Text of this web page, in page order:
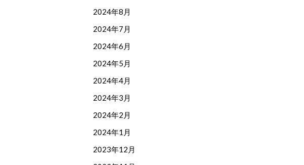
2024年8月
2024年7月
2024年6月
2024年5月
2024年4月
2024年3月
2024年2月
2024年1月
2023年12月